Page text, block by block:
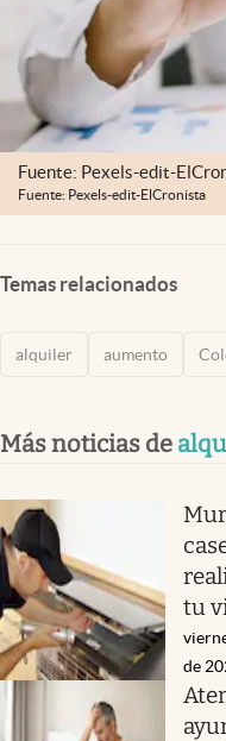
Fuente: Pexels-edit-
Fuente: Pexels-edit-ElCronista
Temas relacionados
alquiler aumento
Más noticias de
tu
de